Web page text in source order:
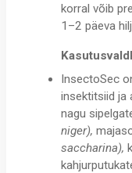
korral võib
1–2 päeva
InsectoSec
insektitsiid ja
nagu
niger),
saccharina),